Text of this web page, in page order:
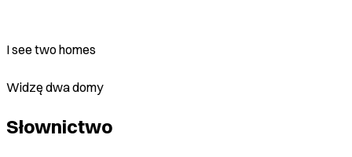
I see two homes
Widzę dwa domy
Słownictwo